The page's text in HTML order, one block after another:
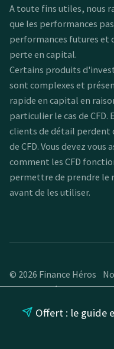
Offert : le guide
A toute fins utiles, nous
que les performances
performances futures et
perte en capital.
Certains produits
sont complexes et
rapide en capital en
particulier le cas de CFD.
clients de détail perdent
de CFD. Vous devez vous
comment les CFD
permettre de prendre le
avant de les utiliser.
© 2026 Finance Héros
Mentions légales et CGU